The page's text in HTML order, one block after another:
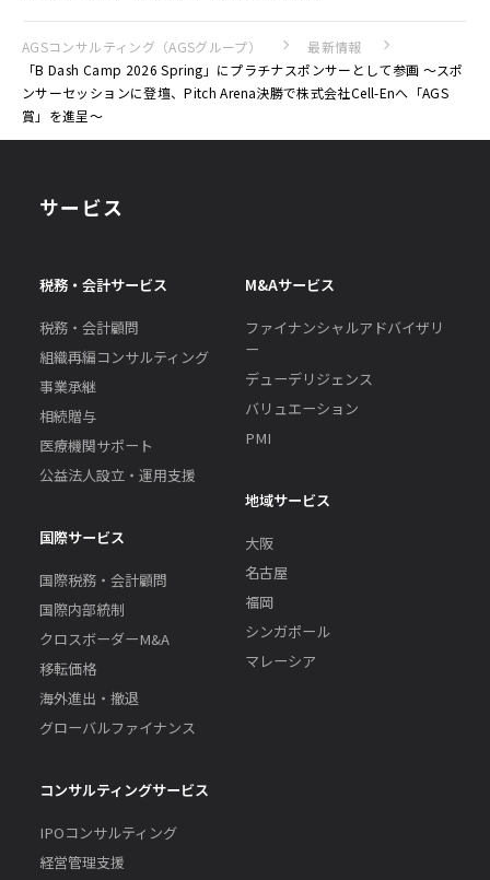
AGSコンサルティング（AGSグループ）
最新情報
「B Dash Camp 2026 Spring」にプラチナスポンサーとして参画 ～スポ
ンサーセッションに登壇、Pitch Arena決勝で株式会社Cell-Enへ「AGS
賞」を進呈～
サービス
税務・会計サービス
税務・会計顧問
組織再編コンサルティング
事業承継
相続贈与
医療機関サポート
公益法人設立・運用支援
国際サービス
国際税務・会計顧問
国際内部統制
クロスボーダーM&A
移転価格
海外進出・撤退
グローバルファイナンス
コンサルティングサービス
IPOコンサルティング
経営管理支援
M&Aサービス
ファイナンシャルアドバイザリ
ー
デューデリジェンス
バリュエーション
PMI
地域サービス
大阪
名古屋
福岡
シンガポール
マレーシア